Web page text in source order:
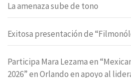
La amenaza sube de tono
Exitosa presentación de
Participa Mara Lezama en
2026” en Orlando en apoyo al